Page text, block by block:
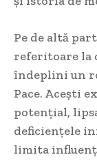
Pe de altă
referitoare la
îndeplini un
Pace. Acești
potențial,
deficiențele
limita